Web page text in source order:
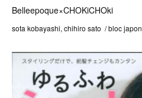
Belleepoque×CHOKiCHOki
sota kobayashi, chihiro sato / bloc japon